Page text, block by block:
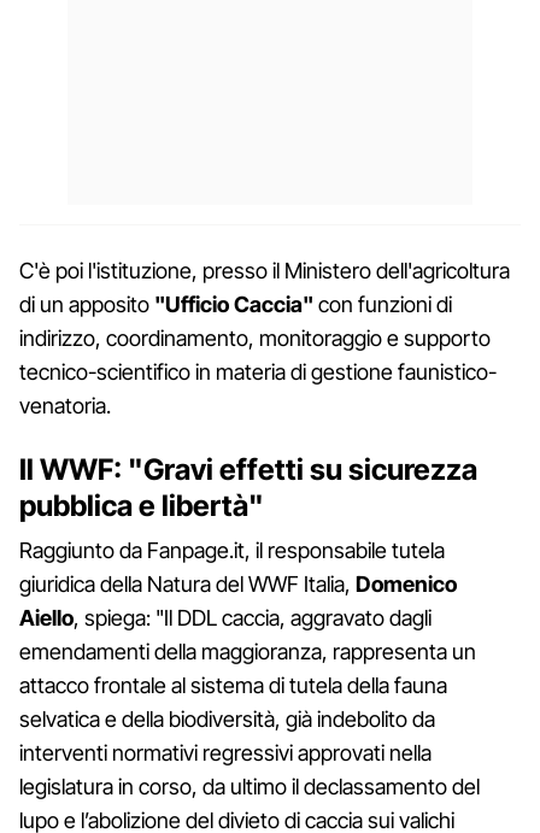
C'è poi l'istituzione, presso il Ministero dell'agricoltura
di un apposito "Ufficio Caccia" con funzioni di
indirizzo, coordinamento, monitoraggio e supporto
tecnico-scientifico in materia di gestione faunistico-
venatoria.
Il WWF: "Gravi effetti su sicurezza
pubblica e libertà"
Raggiunto da Fanpage.it, il responsabile tutela
giuridica della Natura del WWF Italia, Domenico
Aiello, spiega: "Il DDL caccia, aggravato dagli
emendamenti della maggioranza, rappresenta un
attacco frontale al sistema di tutela della fauna
selvatica e della biodiversità, già indebolito da
interventi normativi regressivi approvati nella
legislatura in corso, da ultimo il declassamento del
lupo e l’abolizione del divieto di caccia sui valichi